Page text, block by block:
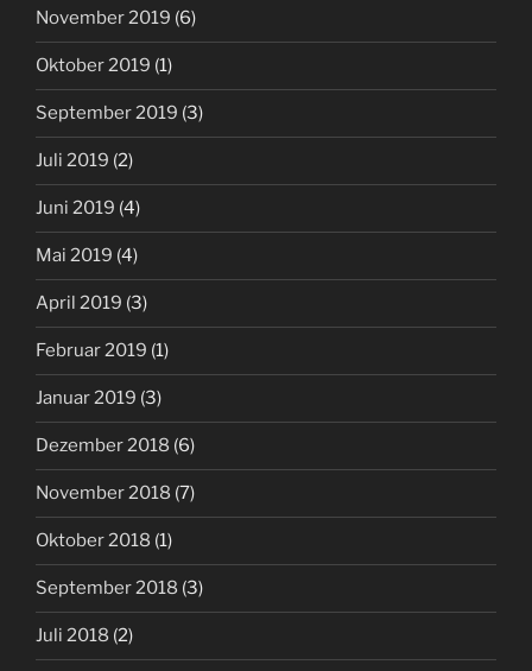
November 2019 (6)
Oktober 2019 (1)
September 2019 (3)
Juli 2019 (2)
Juni 2019 (4)
Mai 2019 (4)
April 2019 (3)
Februar 2019 (1)
Januar 2019 (3)
Dezember 2018 (6)
November 2018 (7)
Oktober 2018 (1)
September 2018 (3)
Juli 2018 (2)